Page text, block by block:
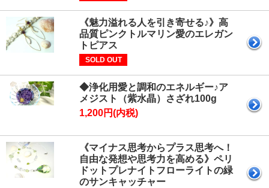
《魅力溢れる人を引き寄せる♪》高
品質ピンクトルマリン愛のエレガン
トピアス
SOLD OUT
◆浄化用愛と調和のエネルギー♪ア
メジスト（紫水晶）さざれ100g
1,200円(内税)
《マイナス思考からプラス思考へ！
自由な発想や思考力を高める》ペリ
ドットプレナイトフローライトの緑
のサンキャッチャー